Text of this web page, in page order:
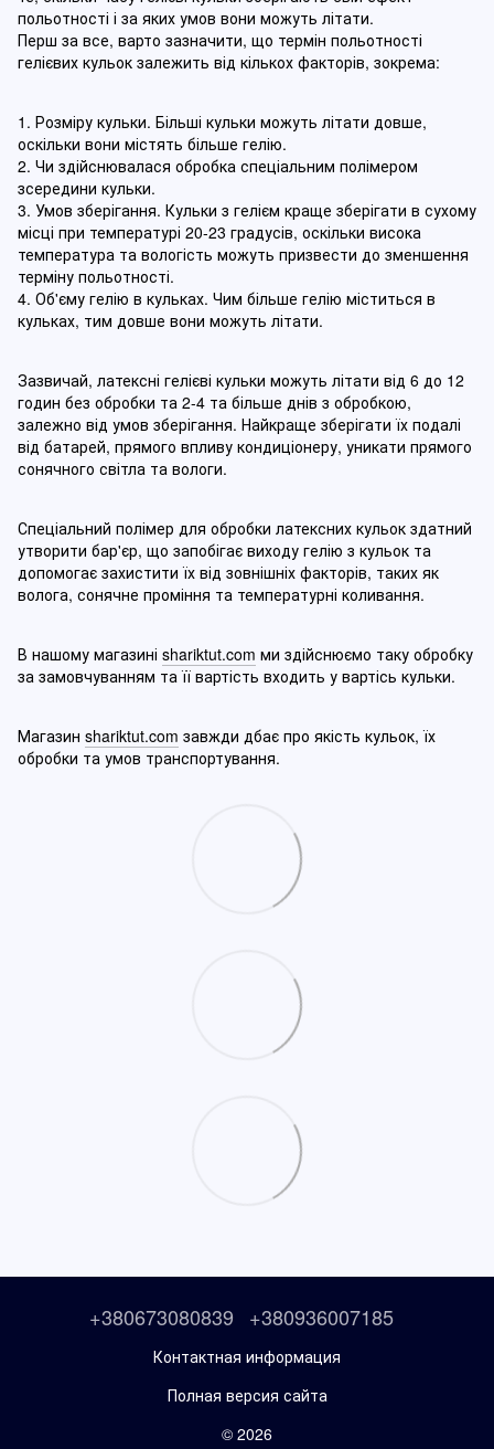
польотності і за яких умов вони можуть літати.
Перш за все, варто зазначити, що термін польотності
гелієвих кульок залежить від кількох факторів, зокрема:
1. Розміру кульки. Більші кульки можуть літати довше,
оскільки вони містять більше гелію.
2. Чи здійснювалася обробка спеціальним полімером
зсередини кульки.
3. Умов зберігання. Кульки з гелієм краще зберігати в сухому
місці при температурі 20-23 градусів, оскільки висока
температура та вологість можуть призвести до зменшення
терміну польотності.
4. Об'єму гелію в кульках. Чим більше гелію міститься в
кульках, тим довше вони можуть літати.
Зазвичай, латексні гелієві кульки можуть літати від 6 до 12
годин без обробки та 2-4 та більше днів з обробкою,
залежно від умов зберігання. Найкраще зберігати їх подалі
від батарей, прямого впливу кондиціонеру, уникати прямого
сонячного світла та вологи.
Спеціальний полімер для обробки латексних кульок здатний
утворити бар'єр, що запобігає виходу гелію з кульок та
допомогає захистити їх від зовнішніх факторів, таких як
волога, сонячне проміння та температурні коливання.
В нашому магазині shariktut.com ми здійснюємо таку обробку
за замовчуванням та її вартість входить у вартісь кульки.
Магазин shariktut.com завжди дбає про якість кульок, їх
обробки та умов транспортування.
+380673080839 +380936007185
Контактная информация
Полная версия сайта
© 2026